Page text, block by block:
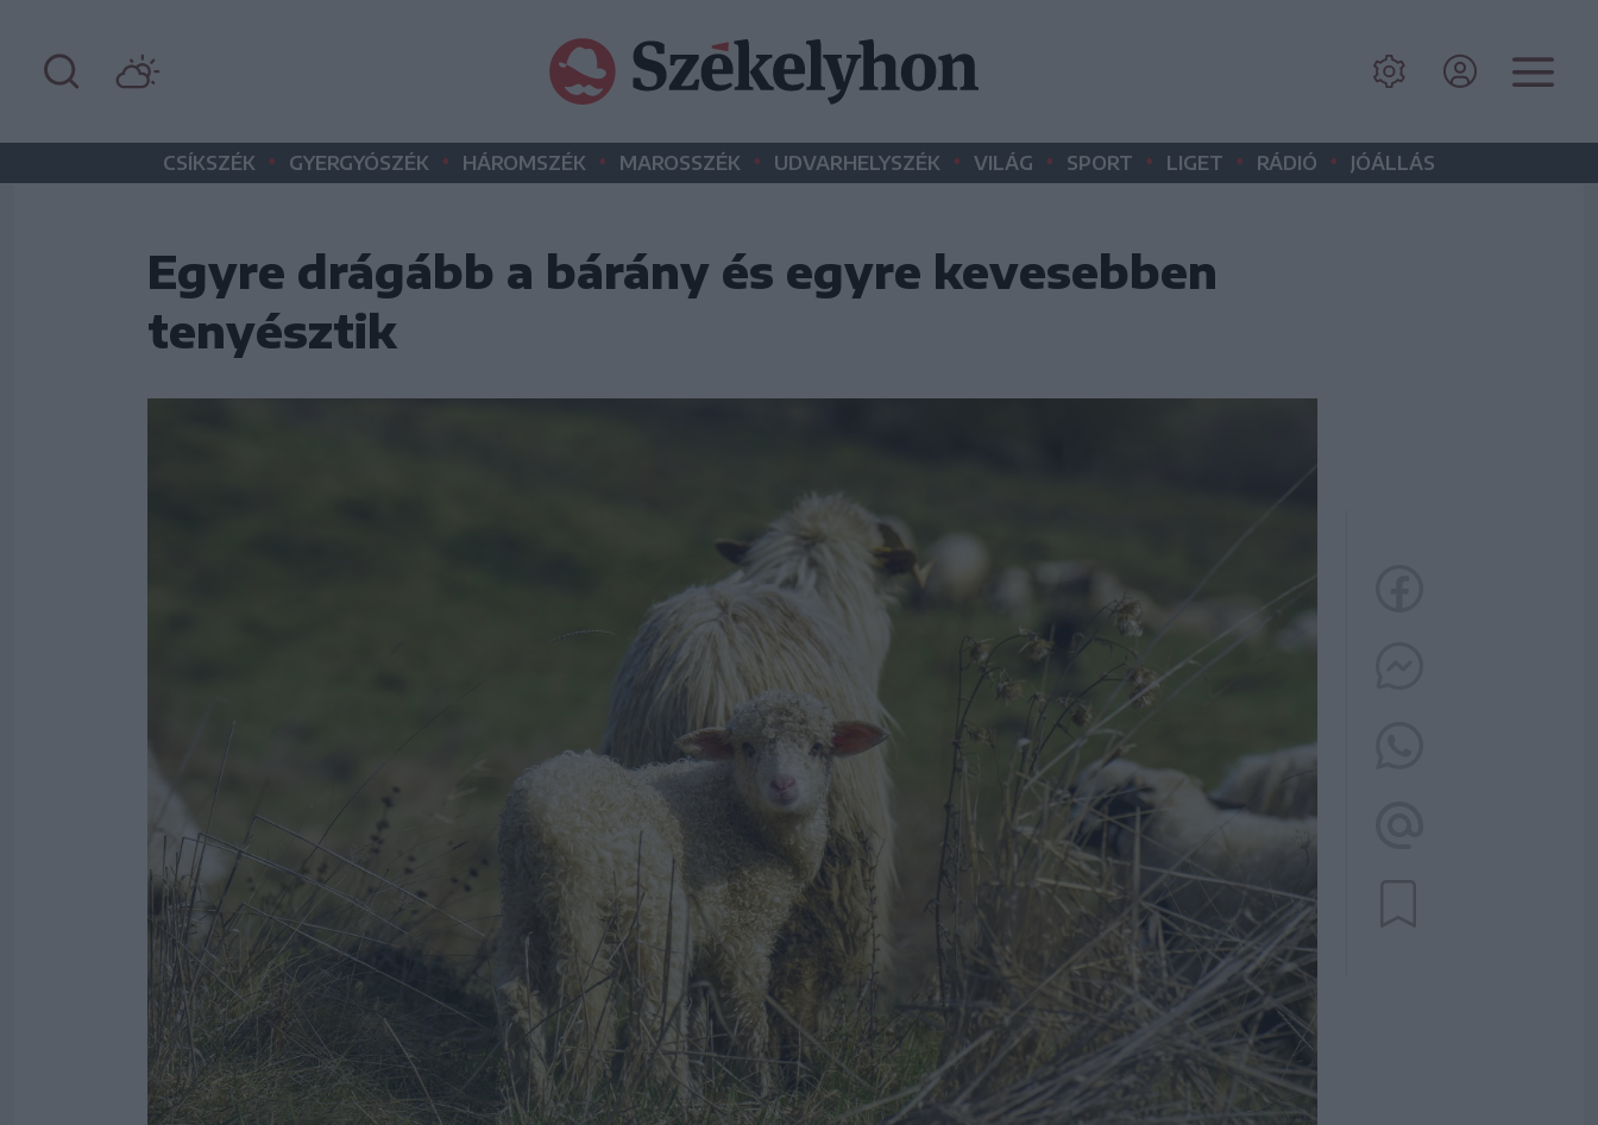
CSÍKSZÉK • GYERGYÓSZÉK • HÁROMSZÉK • MAROSSZÉK • UDVARHELYSZÉK • VILÁG • SPORT • LIGET • RÁDIÓ • JÓÁLLÁS
Egyre drágább a bárány és egyre kevesebben
tenyésztik